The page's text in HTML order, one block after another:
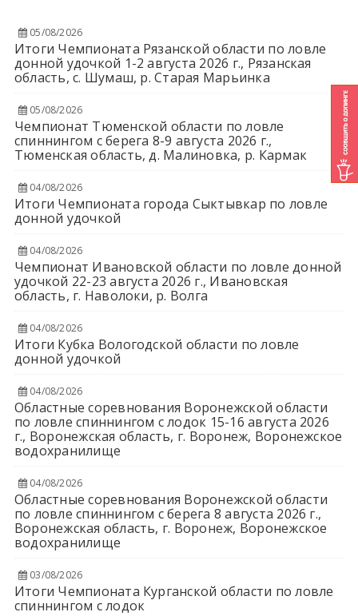
05/08/2026
Итоги Чемпионата Рязанской области по ловле
донной удочкой 1-2 августа 2026 г., Рязанская
область, с. Шумаш, р. Старая Марьинка
05/08/2026
Чемпионат Тюменской области по ловле
спиннингом с берега 8-9 августа 2026 г.,
Тюменская область, д. Малиновка, р. Кармак
04/08/2026
Итоги Чемпионата города Сыктывкар по ловле
донной удочкой
04/08/2026
Чемпионат Ивановской области по ловле донной
удочкой 22-23 августа 2026 г., Ивановская
область, г. Наволоки, р. Волга
04/08/2026
Итоги Кубка Вологодской области по ловле
донной удочкой
04/08/2026
Областные соревнования Воронежской области
по ловле спиннингом с лодок 15-16 августа 2026
г., Воронежская область, г. Воронеж, Воронежское
водохранилище
04/08/2026
Областные соревнования Воронежской области
по ловле спиннингом с берега 8 августа 2026 г.,
Воронежская область, г. Воронеж, Воронежское
водохранилище
03/08/2026
Итоги Чемпионата Курганской области по ловле
спиннингом с лодок